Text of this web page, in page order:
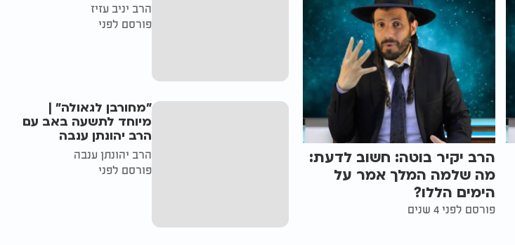
הרב יקיר בוטה: חשוב לדעת:
מה שלמה המלך אמר על
הימים הללו?
פורסם לפני 4 שנים
הרב יניב עזיז
פורסם לפני
"מחורבן לגאולה" |
מיוחד לתשעה באב עם
הרב יהונתן ענבה
הרב יהונתן ענבה
פורסם לפני